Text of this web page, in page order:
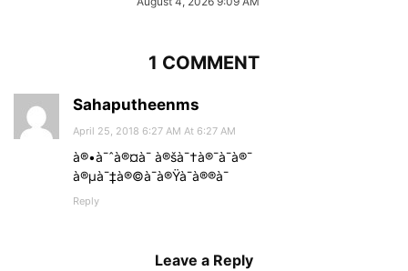
1 COMMENT
Sahaputheenms
April 25, 2018 6:27 AM At 6:27 AM
à®•à¯ˆà®¤à¯ à®šà¯†à®¯à¯à®¯
à®µà¯‡à®©à¯à®Ÿà¯à®®à¯
Reply
Leave a Reply